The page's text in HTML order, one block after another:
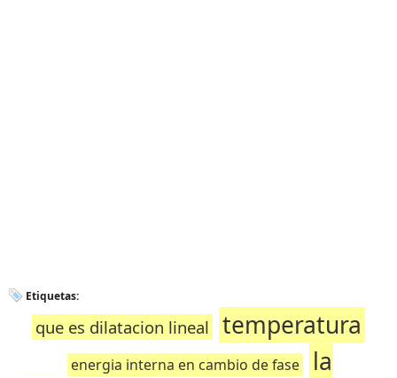
Etiquetas:
que es dilatacion lineal temperatura
energia interna en cambio de fase
la